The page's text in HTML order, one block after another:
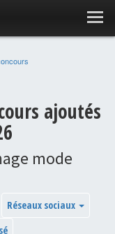
ajoutés
mode
Réseaux sociaux